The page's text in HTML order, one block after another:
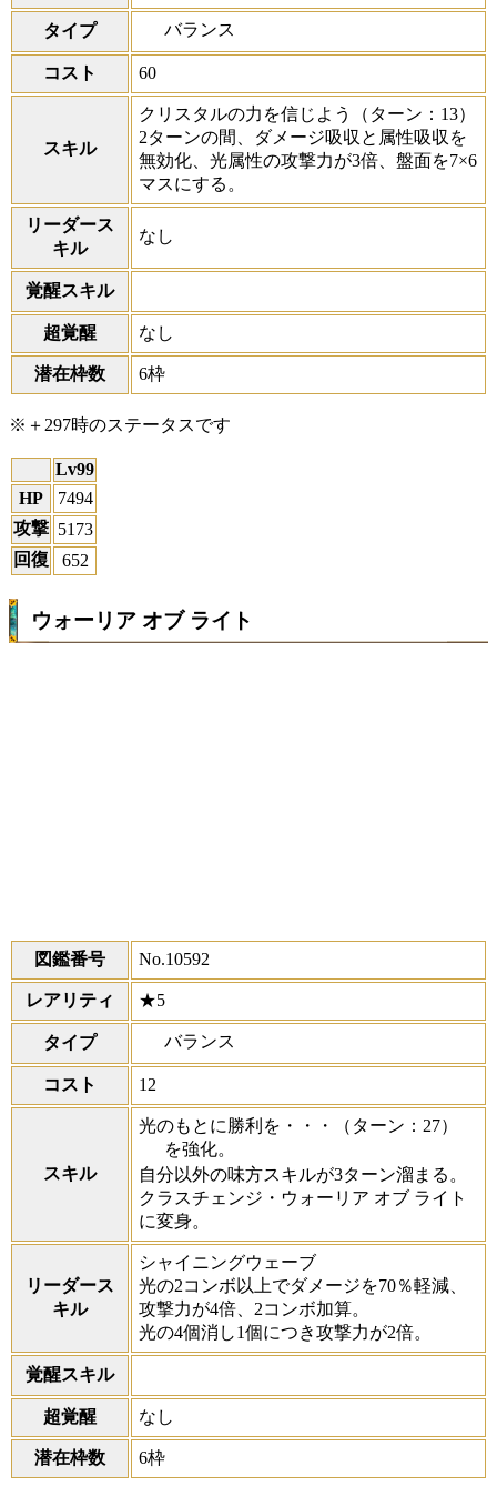
タイプ バランス
コスト 60
スキル
クリスタルの力を信じよう
（ターン：13）
2ターンの間、ダメージ吸収と属性吸収を
無効化、光属性の攻撃力が3倍、盤面を7×6
マスにする。
リーダース
キル
なし
覚醒スキル
超覚醒 なし
潜在枠数 6枠
※＋297時のステータスです
Lv99
HP
7494
攻撃 5173
回復
652
ウォーリア オブ ライト
図鑑番号 No.10592
レアリティ ★5
タイプ バランス
コスト 12
スキル
光のもとに勝利を・・・
（ターン：27）
を強化。
自分以外の味方スキルが3ターン溜まる。
クラスチェンジ・ウォーリア オブ ライト
に変身。
リーダース
キル
シャイニングウェーブ
光の2コンボ以上でダメージを70％軽減、
攻撃力が4倍、2コンボ加算。
光の4個消し1個につき攻撃力が2倍。
覚醒スキル
超覚醒 なし
潜在枠数 6枠